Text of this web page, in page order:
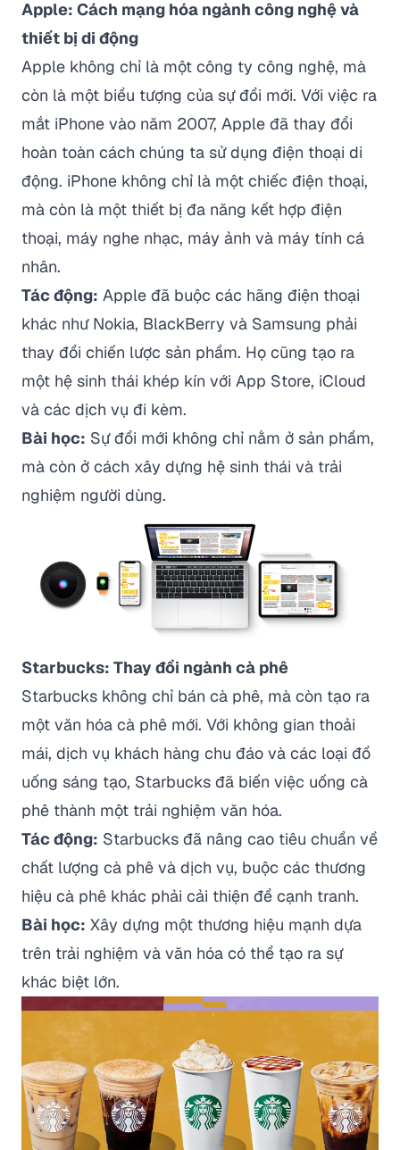
Apple: Cách mạng hóa ngành công nghệ và
thiết bị di động
Apple không chỉ là một công ty công nghệ, mà
còn là một biểu tượng của sự đổi mới. Với việc ra
mắt iPhone vào năm 2007, Apple đã thay đổi
hoàn toàn cách chúng ta sử dụng điện thoại di
động. iPhone không chỉ là một chiếc điện thoại,
mà còn là một thiết bị đa năng kết hợp điện
thoại, máy nghe nhạc, máy ảnh và máy tính cá
nhân.
Tác động: Apple đã buộc các hãng điện thoại
khác như Nokia, BlackBerry và Samsung phải
thay đổi chiến lược sản phẩm. Họ cũng tạo ra
một hệ sinh thái khép kín với App Store, iCloud
và các dịch vụ đi kèm.
Bài học: Sự đổi mới không chỉ nằm ở sản phẩm,
mà còn ở cách xây dựng hệ sinh thái và trải
nghiệm người dùng.
Starbucks: Thay đổi ngành cà phê
Starbucks không chỉ bán cà phê, mà còn tạo ra
một văn hóa cà phê mới. Với không gian thoải
mái, dịch vụ khách hàng chu đáo và các loại đồ
uống sáng tạo, Starbucks đã biến việc uống cà
phê thành một trải nghiệm văn hóa.
Tác động: Starbucks đã nâng cao tiêu chuẩn về
chất lượng cà phê và dịch vụ, buộc các thương
hiệu cà phê khác phải cải thiện để cạnh tranh.
Bài học: Xây dựng một thương hiệu mạnh dựa
trên trải nghiệm và văn hóa có thể tạo ra sự
khác biệt lớn.